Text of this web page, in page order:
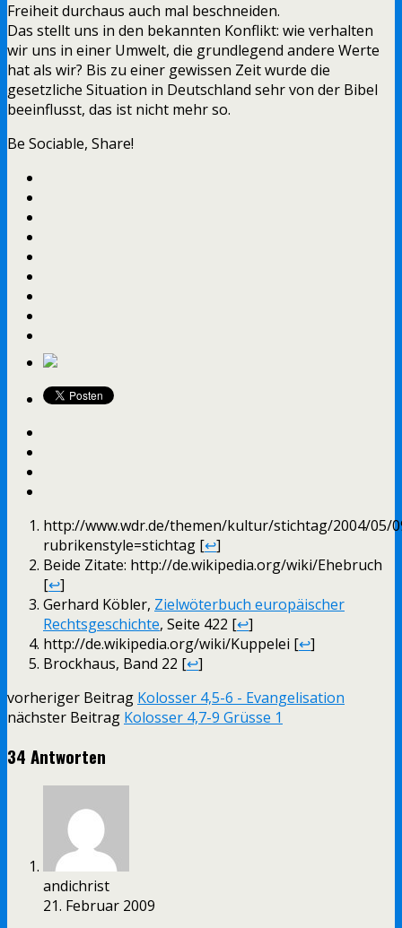
Freiheit durchaus auch mal beschneiden.
Das stellt uns in den bekannten Konflikt: wie verhalten
wir uns in einer Umwelt, die grundlegend andere Werte
hat als wir? Bis zu einer gewissen Zeit wurde die
gesetzliche Situation in Deutschland sehr von der Bibel
beeinflusst, das ist nicht mehr so.
Be Sociable, Share!
http://www.wdr.de/themen/kultur/stichtag/2004/05/
rubrikenstyle=stichtag [↩]
Beide Zitate: http://de.wikipedia.org/wiki/Ehebruch
[↩]
Gerhard Köbler, Zielwöterbuch europäischer
Rechtsgeschichte, Seite 422 [↩]
http://de.wikipedia.org/wiki/Kuppelei [↩]
Brockhaus, Band 22 [↩]
vorheriger Beitrag Kolosser 4,5-6 - Evangelisation
nächster Beitrag Kolosser 4,7-9 Grüsse 1
34 Antworten
andichrist
21. Februar 2009